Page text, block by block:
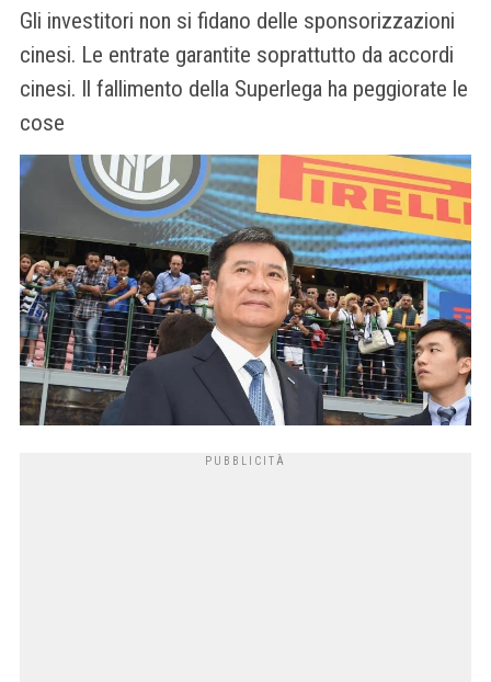
Gli investitori non si fidano delle sponsorizzazioni
cinesi. Le entrate garantite soprattutto da accordi
cinesi. Il fallimento della Superlega ha peggiorate le
cose